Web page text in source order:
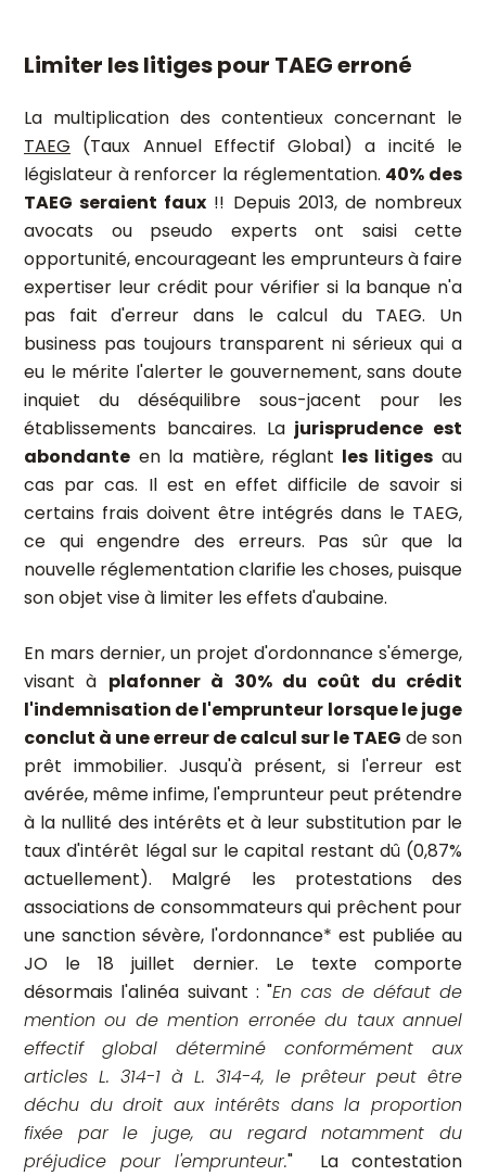
Limiter les litiges pour TAEG erroné
La multiplication des contentieux concernant le
TAEG (Taux Annuel Effectif Global) a incité le
législateur à renforcer la réglementation. 40% des
TAEG seraient faux !! Depuis 2013, de nombreux
avocats ou pseudo experts ont saisi cette
opportunité, encourageant les emprunteurs à faire
expertiser leur crédit pour vérifier si la banque n'a
pas fait d'erreur dans le calcul du TAEG. Un
business pas toujours transparent ni sérieux qui a
eu le mérite l'alerter le gouvernement, sans doute
inquiet du déséquilibre sous-jacent pour les
établissements bancaires. Lajurisprudence est
abondante en la matière, réglant les litiges au
cas par cas. Il est en effet difficile de savoir si
certains frais doivent être intégrés dans le TAEG,
ce qui engendre des erreurs. Pas sûr que la
nouvelle réglementation clarifie les choses, puisque
son objet vise à limiter les effets d'aubaine.
En mars dernier, un projet d'ordonnance s'émerge,
visant à plafonner à 30% du coût du crédit
l'indemnisation de l'emprunteur lorsque le juge
conclut à une erreur de calcul sur le TAEG de son
prêt immobilier. Jusqu'à présent, si l'erreur est
avérée, même infime, l'emprunteur peut prétendre
à la nullité des intérêts et à leur substitution par le
taux d'intérêt légal sur le capital restant dû (0,87%
actuellement). Malgré les protestations des
associations de consommateurs qui prêchent pour
une sanction sévère, l'ordonnance* est publiée au
JO le 18 juillet dernier. Le texte comporte
désormais l'alinéa suivant : "En cas de défaut de
mention ou de mention erronée du taux annuel
effectif global déterminé conformément aux
articles L. 314-1 à L. 314-4, le prêteur peut être
déchu du droit aux intérêts dans la proportion
fixée par le juge, au regard notamment du
préjudice pour l'emprunteur." La contestation